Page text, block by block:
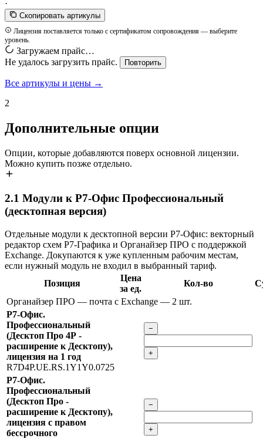
·
Скопировать артикулы
Лицензия поставляется только с сертификатом сопровождения — выберите
уровень.
Загружаем прайс…
Не удалось загрузить прайс.
Повторить
Все артикулы и цены →
2
Дополнительные опции
Опции, которые добавляются поверх основной лицензии.
Можно купить позже отдельно.
2.1 Модули к Р7-Офис Профессиональный
(десктопная версия)
Отдельные модули к десктопной версии Р7-Офис: векторный
редактор схем Р7-Графика и Органайзер ПРО с поддержкой
Exchange. Докупаются к уже купленным рабочим местам,
если нужный модуль не входил в выбранный тариф.
Позиция
Цена
за ед.
Кол-во
Органайзер ПРО — почта с Exchange — 2 шт.
Р7-Офис.
Профессиональный
(Десктоп Про 4Р -
расширение к Десктопу),
лицензия на 1 год
R7D4P.UE.RS.1Y1Y0.0725
−
+
Р7-Офис.
Профессиональный
(Десктоп Про -
расширение к Десктопу),
лицензия с правом
бессрочного
−
+